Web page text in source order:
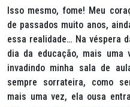
Isso mesmo, fome! Meu
de passados muito anos,
essa realidade… Na véspera
dia da educação, mais
invadindo minha sala de
sempre sorrateira, como
mais uma vez, ela ousa